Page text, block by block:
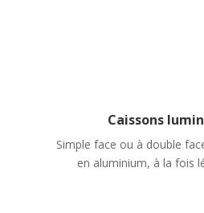
Caissons
Simple face ou à double
en aluminium, à la fois